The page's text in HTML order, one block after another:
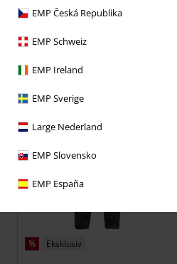
EMP Česká Republika
EMP Schweiz
EMP Ireland
EMP Sverige
Large Nederland
EMP Slovensko
EMP España
Fra kr 1.429,00
Marlene Snekkerbukse
Vixen
Overall
% Eksklusiv